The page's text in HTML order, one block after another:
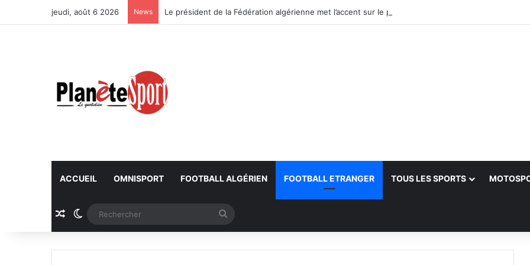
jeudi, août 6 2026 News
ACCUEIL OMNISPORT FOOTBALL ALGÉRIEN FOOTBALL ETRANGER TOUS LES SPORTS
Article Aléatoire
Switch skin